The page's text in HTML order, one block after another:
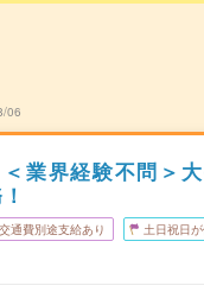
06
＜業界経験不問＞
交通費別途支給あり 土日祝日